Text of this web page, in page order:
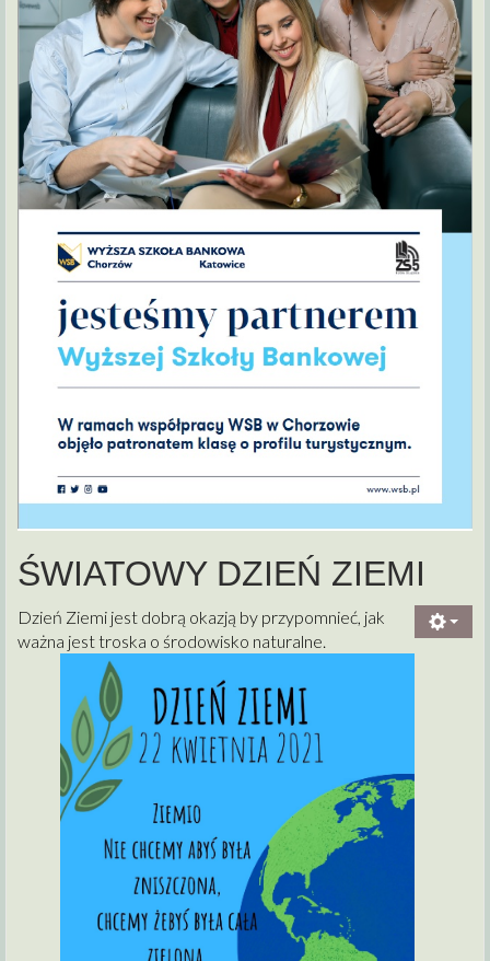
ŚWIATOWY DZIEŃ ZIEMI
Dzień Ziemi jest dobrą okazją by przypomnieć, jak
ważna jest troska o środowisko naturalne.